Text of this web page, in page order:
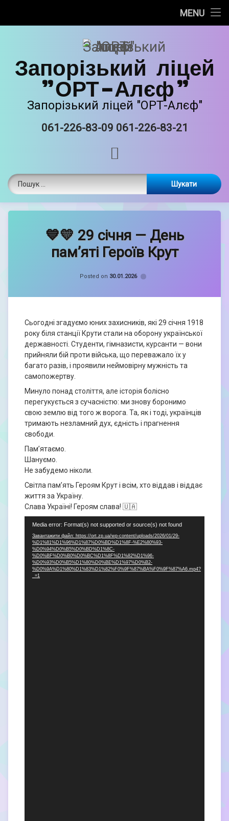
MENU
Прозорість та інформаційна відкритість
Безпечне освітнє середовище
Освітня діяльність
Виховна робота
Єврейські національні традиції
Матеріально-технічне забазпечення
ORT STEAM
Запорізький ліцей
"ОРТ-Алєф"
Запорізький ліцей "ОРТ-Алєф"
061-226-83-09 061-226-83-21
Пошук:
💙💛 29 січня — День
пам’яті Героїв Крут
Posted on 30.01.2026
Сьогодні згадуємо юних захисників, які 29 січня 1918
року біля станції Крути стали на оборону української
державності. Студенти, гімназисти, курсанти — вони
прийняли бій проти війська, що переважало їх у
багато разів, і проявили неймовірну мужність та
самопожертву.
Минуло понад століття, але історія болісно
перегукується з сучасністю: ми знову боронимо
свою землю від того ж ворога. Та, як і тоді, українців
тримають незламний дух, єдність і прагнення
свободи.
Пам’ятаємо.
Шануємо.
Не забудемо ніколи.
Світла пам’ять Героям Крут і всім, хто віддав і віддає
життя за Україну.
Слава Україні! Героям слава! 🇺🇦
Відеопрогравач
Media error: Format(s) not supported or source(s) not found
Завантажити файл: https://ort.zp.ua/wp-content/uploads/2026/01/29-
%D1%81%D1%96%D1%87%D0%BD%D1%8F-%E2%80%93-
%D0%94%D0%B5%D0%BD%D1%8C-
%D0%BF%D0%B0%D0%BC%D1%8F%D1%82%D1%96-
%D0%93%D0%B5%D1%80%D0%BE%D1%97%D0%B2-
%D0%9A%D1%80%D1%83%D1%82%F0%9F%87%BA%F0%9F%87%A6.mp4?
_=1